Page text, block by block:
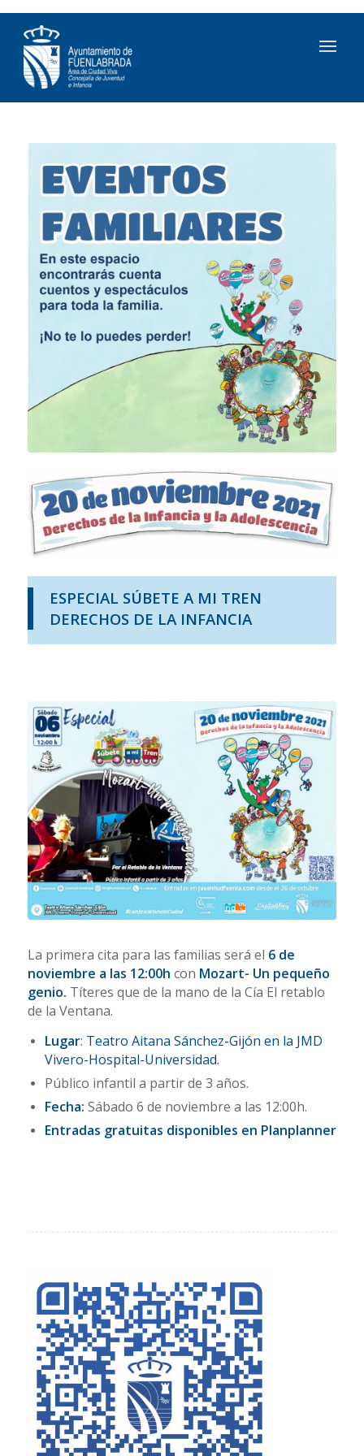
ESPECIAL SÚBETE A MI TREN
DERECHOS DE LA INFANCIA
La primera cita para las familias será el 6 de
noviembre a las 12:00h con Mozart- Un pequeño
genio. Títeres que de la mano de la Cía El retablo
de la Ventana.
Lugar: Teatro Aitana Sánchez-Gijón en la JMD
Vivero-Hospital-Universidad.
Público infantil a partir de 3 años.
Fecha: Sábado 6 de noviembre a las 12:00h.
Entradas gratuitas disponibles en Planplanner